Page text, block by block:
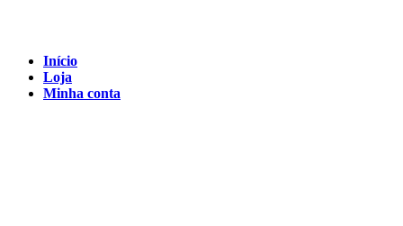
Início
Loja
Minha conta